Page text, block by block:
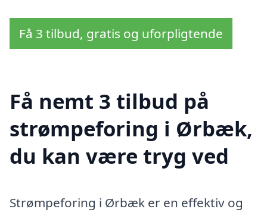
Få 3 tilbud, gratis og uforpligtende
Få nemt 3 tilbud på
strømpeforing i Ørbæk,
du kan være tryg ved
Strømpeforing i Ørbæk er en effektiv og